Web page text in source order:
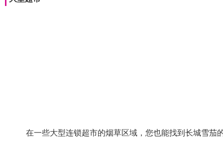
在一些大型连锁超市的烟草区域，您也能找到长城雪茄